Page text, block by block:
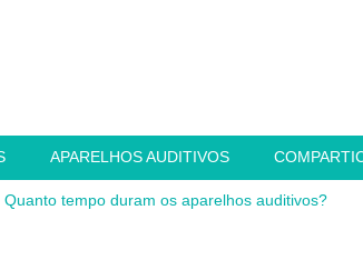
APARELHOS AUDITIVOS
Quanto tempo duram os aparelhos auditivos?